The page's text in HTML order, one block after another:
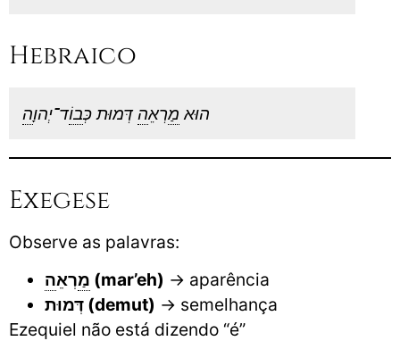
Hebraico
הוּא מַרְאֵהדְּמוּת כְּבוֹד־יְהוָה
Exegese
Observe as palavras:
מַרְאֵה (mar’eh) → aparência
דְּמוּת (demut) → semelhança
Ezequiel não está dizendo “é”